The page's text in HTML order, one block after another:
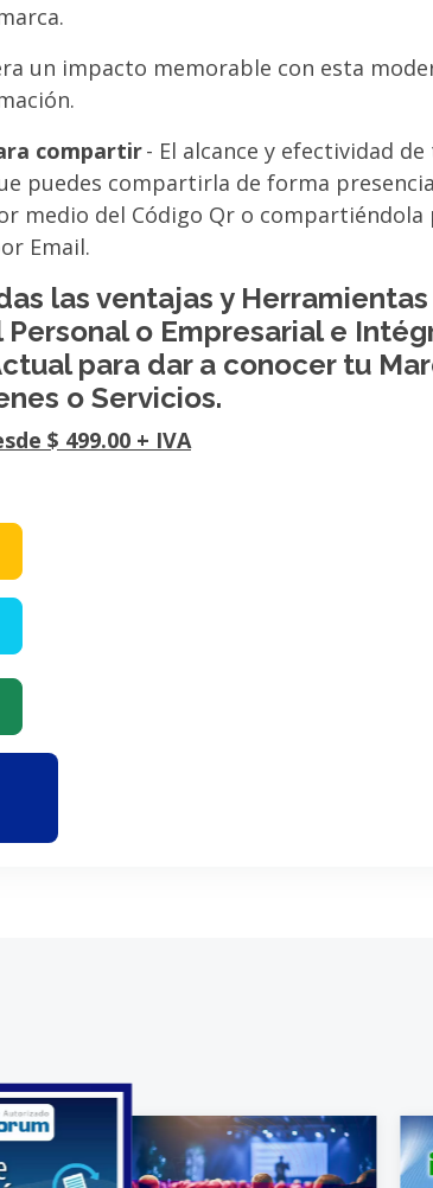
un impacto memorable con esta
compartir- El alcance y efectividad
puedes compartirla de forma
medio del Código Qr o compartiéndola
Email.
las ventajas y
o Empresarial e
para dar a conocer tu
o Servicios.
$ 499.00 + IVA